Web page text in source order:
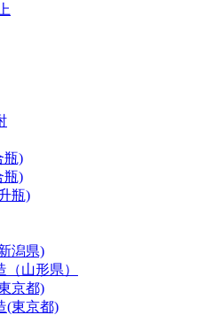
瓶)
瓶)
瓶)
潟県)
山形県）
京都)
(東京都)